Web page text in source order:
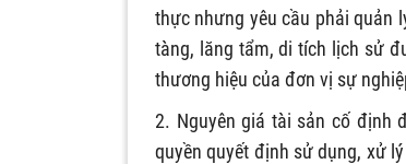
thực nhưng yêu cầu phải quản
tàng, lăng tẩm, di tích lịch sử
thương hiệu của đơn vị sự
2. Nguyên giá tài sản cố định
quyền quyết định sử dụng, xử